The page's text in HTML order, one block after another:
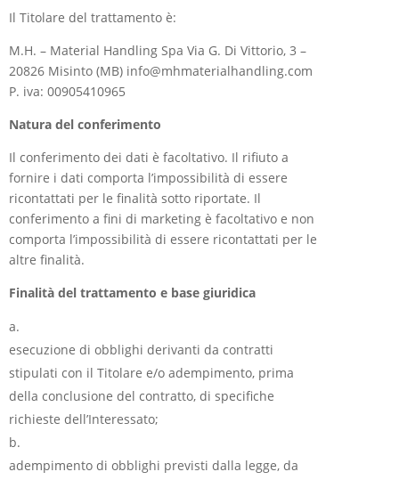
Il Titolare del trattamento è:
M.H. – Material Handling Spa Via G. Di Vittorio, 3 –
20826 Misinto (MB) info@mhmaterialhandling.com
P. iva: 00905410965
Natura del conferimento
Il conferimento dei dati è facoltativo. Il rifiuto a
fornire i dati comporta l’impossibilità di essere
ricontattati per le finalità sotto riportate. Il
conferimento a fini di marketing è facoltativo e non
comporta l’impossibilità di essere ricontattati per le
altre finalità.
Finalità del trattamento e base giuridica
esecuzione di obblighi derivanti da contratti
stipulati con il Titolare e/o adempimento, prima
della conclusione del contratto, di specifiche
richieste dell’Interessato;
adempimento di obblighi previsti dalla legge, da